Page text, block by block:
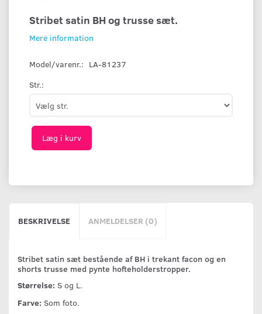
Stribet satin BH og trusse sæt.
Mere information
Model/varenr.: LA-81237
Str.:
Læg i kurv
BESKRIVELSE ANMELDELSER (0)
Stribet satin sæt bestående af BH i trekant facon og en
shorts trusse med pynte hofteholderstropper.
Størrelse: S og L.
Farve: Som foto.